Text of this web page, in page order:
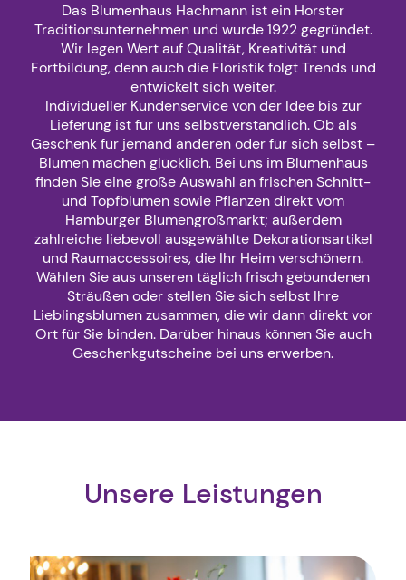
Das Blumenhaus Hachmann ist ein Horster
Traditionsunternehmen und wurde 1922 gegründet.
Wir legen Wert auf Qualität, Kreativität und
Fortbildung, denn auch die Floristik folgt Trends und
entwickelt sich weiter.
Individueller Kundenservice von der Idee bis zur
Lieferung ist für uns selbstverständlich. Ob als
Geschenk für jemand anderen oder für sich selbst –
Blumen machen glücklich. Bei uns im Blumenhaus
finden Sie eine große Auswahl an frischen Schnitt-
und Topfblumen sowie Pflanzen direkt vom
Hamburger Blumengroßmarkt; außerdem
zahlreiche liebevoll ausgewählte Dekorationsartikel
und Raumaccessoires, die Ihr Heim verschönern.
Wählen Sie aus unseren täglich frisch gebundenen
Sträußen oder stellen Sie sich selbst Ihre
Lieblingsblumen zusammen, die wir dann direkt vor
Ort für Sie binden. Darüber hinaus können Sie auch
Geschenkgutscheine bei uns erwerben.
Unsere Leistungen